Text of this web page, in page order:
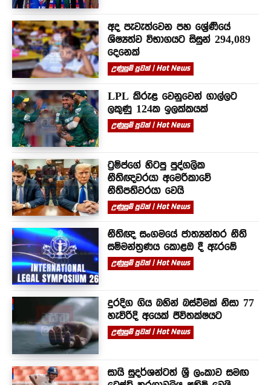
අද පැවැත්වෙන පහ ශ්‍රේණියේ
ශිෂ්‍යත්ව විභාගයට සිසුන් 294,089
දෙනෙක්
උණුසුම් පුවත් | Hot News
LPL කිරුළ වෙනුවෙන් ගාල්ලට
ලකුණු 124ක ඉලක්කයක්
උණුසුම් පුවත් | Hot News
ට්‍රම්ප්ගේ හිටපු පුද්ගලික
නීතිඥවරයා අමෙරිකාවේ
නීතිපතිවරයා වෙයි
උණුසුම් පුවත් | Hot News
නීතිඥ සංගමයේ ජාත්‍යන්තර නීති
සම්මන්ත්‍රණය කොළඹ දී ඇරඹේ
උණුසුම් පුවත් | Hot News
දුරදිග ගිය බහින් බස්වීමක් නිසා 77
හැවිරිදි අයෙක් ජීවිතක්ෂයට
උණුසුම් පුවත් | Hot News
සායි සුදර්ශන්ටත් ශ්‍රී ලංකාව සමඟ